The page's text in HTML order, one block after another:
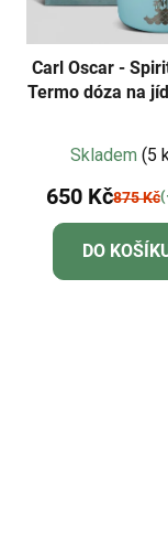
Carl Oscar -
Termo dóza na
je
5,0
z
Skladem (5
650 Kč875 Kč
DO